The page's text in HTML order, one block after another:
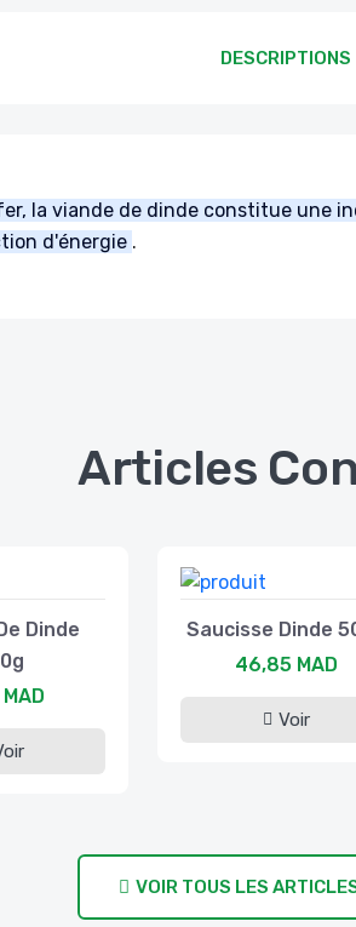
DESCRIPTIONS
la viande de dinde constitue une
d'énergie .
Articles
Dinde
Saucisse Dinde
46,85 MAD
Voir
VOIR TOUS LES